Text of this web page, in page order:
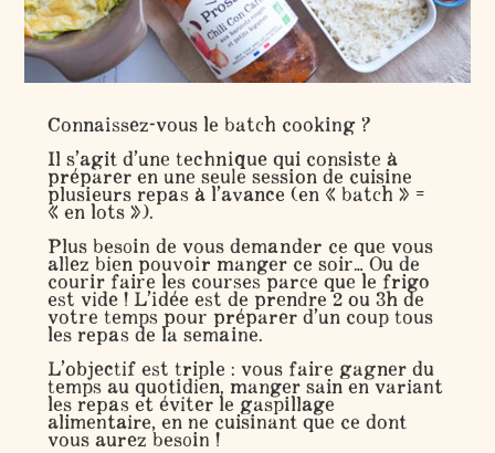
Connaissez-vous le batch cooking ?
Il s’agit d’une technique qui consiste à
préparer en une seule session de cuisine
plusieurs repas à l’avance (en « batch » =
« en lots »).
Plus besoin de vous demander ce que vous
allez bien pouvoir manger ce soir… Ou de
courir faire les courses parce que le frigo
est vide ! L’idée est de prendre 2 ou 3h de
votre temps pour préparer d’un coup tous
les repas de la semaine.
L’objectif est triple : vous faire gagner du
tempsau quotidien, manger sain en variant
les repaset éviter le gaspillage
alimentaire, en ne cuisinant que ce dont
vous aurez besoin !